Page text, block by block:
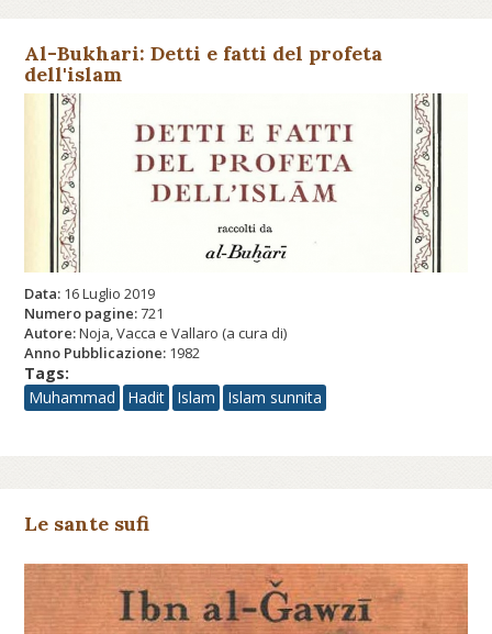
Al-Bukhari: Detti e fatti del profeta
dell'islam
Data: 16 Luglio 2019
Numero pagine:721
Autore:Noja, Vacca e Vallaro (a cura di)
Anno Pubblicazione: 1982
Tags:
Muhammad
Hadit Islam Islam sunnita
Le sante sufi